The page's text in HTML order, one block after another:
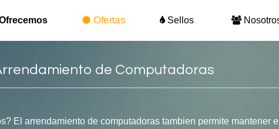
Ofertas Sellos
de Computadoras
El arrendamiento de computadoras tambien permite mantener